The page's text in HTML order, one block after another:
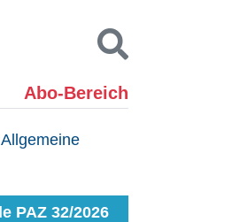
Abo-Bereich
Kontakt
PAZ 32/2026